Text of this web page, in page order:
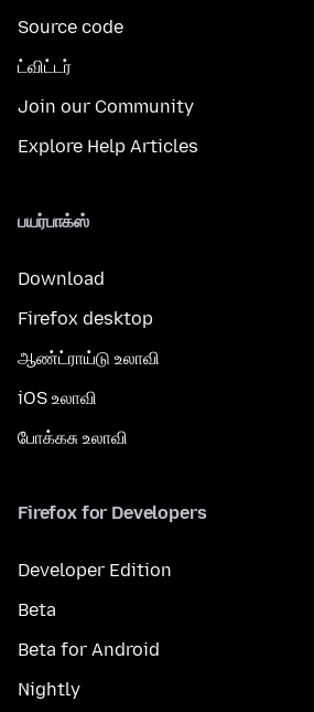
Source code
ட்விட்டர்
Join our Community
Explore Help Articles
பயர்பாக்ஸ்
Download
Firefox desktop
ஆண்ட்ராய்டு உலாவி
iOS உலாவி
போக்கசு உலாவி
Firefox for Developers
Developer Edition
Beta
Beta for Android
Nightly